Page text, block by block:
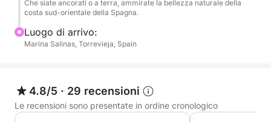
soliti luoghi turistici e vivere la Costa Blanca con gli
occhi di un abitante del posto, godendosi la pace e
la bellezza delle sue baie più tranquille.
portate con voi snack e bevande e lasciate che il
Mediterraneo faccia il resto.
Che siate ancorati o a terra, ammirate la bellezza naturale della
costa sud-orientale della Spagna.
Luogo di arrivo:
Marina Salinas, Torrevieja, Spain
4.8/5 · 29 recensioni
Le recensioni sono presentate in ordine cronologico